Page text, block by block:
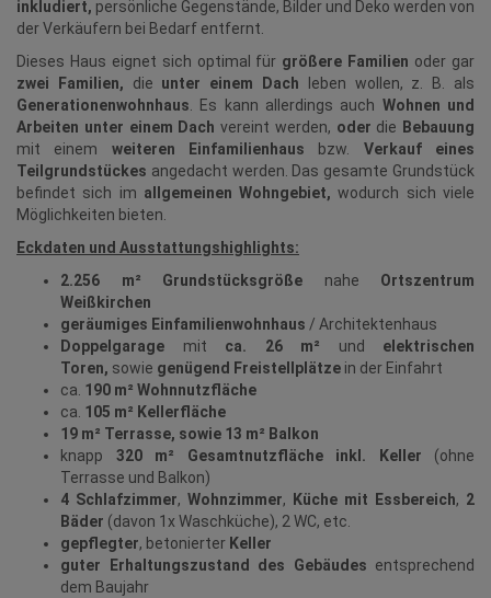
inkludiert, persönliche Gegenstände, Bilder und Deko werden von
der Verkäufern bei Bedarf entfernt.
Dieses Haus eignet sich optimal für größere Familien oder gar
zwei Familien, die unter einem Dach leben wollen, z. B. als
Generationenwohnhaus. Es kann allerdings auch Wohnen und
Arbeiten unter einem Dach vereint werden, oder die Bebauung
mit einem weiteren Einfamilienhaus bzw. Verkauf eines
Teilgrundstückes angedacht werden. Das gesamte Grundstück
befindet sich im allgemeinen Wohngebiet, wodurch sich viele
Möglichkeiten bieten.
Eckdaten und Ausstattungshighlights:
2.256 m² Grundstücksgröße nahe Ortszentrum
Weißkirchen
geräumiges Einfamilienwohnhaus / Architektenhaus
Doppelgarage mit ca. 26 m² und elektrischen
Toren, sowie genügend Freistellplätze in der Einfahrt
ca. 190 m² Wohnnutzfläche
ca. 105 m² Kellerfläche
19 m² Terrasse, sowie 13 m² Balkon
knapp 320 m² Gesamtnutzfläche inkl. Keller (ohne
Terrasse und Balkon)
4 Schlafzimmer, Wohnzimmer, Küche mit Essbereich, 2
Bäder (davon 1x Waschküche), 2 WC, etc.
gepflegter, betonierter Keller
guter Erhaltungszustand des Gebäudes entsprechend
dem Baujahr